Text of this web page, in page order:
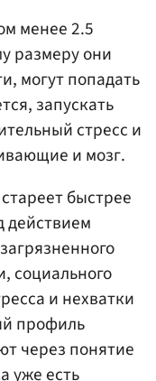
менее 2.5
размеру они
могут попадать
запускать
стресс и
и мозг.
быстрее
действием
социального
и нехватки
профиль
через понятие
уже есть